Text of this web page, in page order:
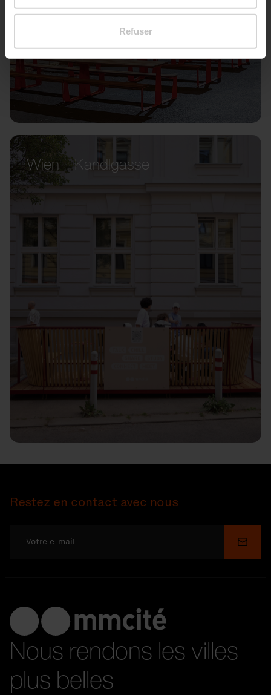
Refuser
Wien – Kandlgasse
Restez en contact avec nous
Nous rendons les villes
plus belles